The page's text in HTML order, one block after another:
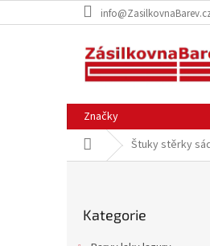
na
Značky
Domů Štuky stěrky
kategorie
Kategorie